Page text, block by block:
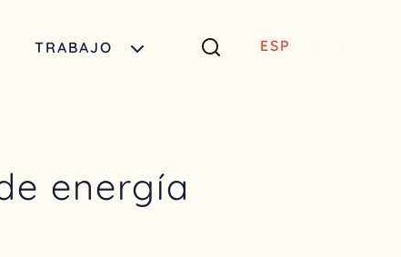
TRABAJO ESP
energía